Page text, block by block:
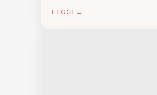
LEGGI →